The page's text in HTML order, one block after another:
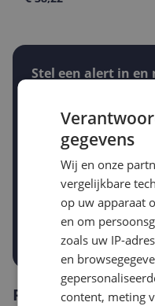
Stel een alert in en
Gewenste daling of
-10% -15%
Reviews
gegevens
Wij en onze
vergelijkbare
op uw apparaat
en om
zoals uw IP-
en
content, meting